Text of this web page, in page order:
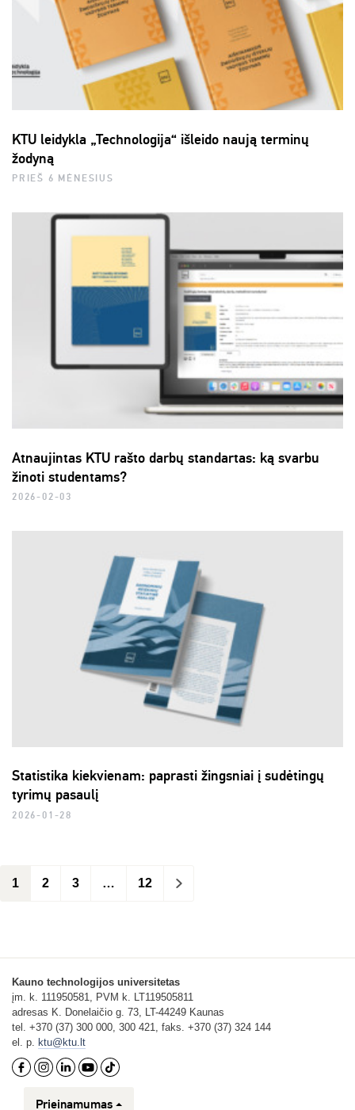
KTU leidykla „Technologija“ išleido naują terminų
žodyną
PRIEŠ 6 MĖNESIUS
Atnaujintas KTU rašto darbų standartas: ką svarbu
žinoti studentams?
2026-02-03
Statistika kiekvienam: paprasti žingsniai į sudėtingų
tyrimų pasaulį
2026-01-28
1 2 3 … 12 >
Kauno technologijos universitetas
įm. k. 111950581, PVM k. LT119505811
adresas K. Donelaičio g. 73, LT-44249 Kaunas
tel. +370 (37) 300 000, 300 421, faks. +370 (37) 324 144
el. p. ktu@ktu.lt
Prieinamumas